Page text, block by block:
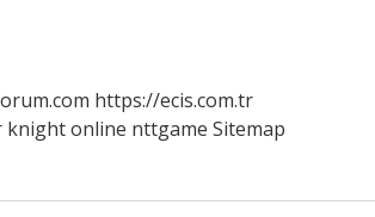
https://ecis.com.tr
knight online nttgame Sitemap